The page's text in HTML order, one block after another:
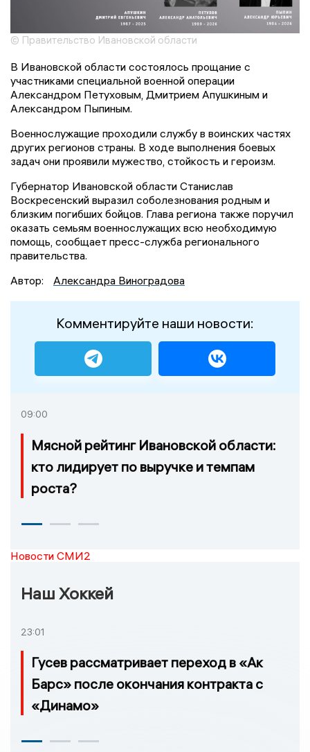
© Правительство Ивановской области
В Ивановской области состоялось прощание с
участниками специальной военной операции
Александром Петуховым, Дмитрием Апушкиным и
Александром Пыпиным.
Военнослужащие проходили службу в воинских частях
других регионов страны. В ходе выполнения боевых
задач они проявили мужество, стойкость и героизм.
Губернатор Ивановской области Станислав
Воскресенский выразил соболезнования родным и
близким погибших бойцов. Глава региона также поручил
оказать семьям военнослужащих всю необходимую
помощь, сообщает пресс-служба регионального
правительства.
Автор:
Александра Виноградова
Комментируйте наши новости:
09:00
Мясной рейтинг Ивановской области:
кто лидирует по выручке и темпам
роста?
Новости СМИ2
Наш Хоккей
23:01
Гусев рассматривает переход в «Ак
Барс» после окончания контракта с
«Динамо»